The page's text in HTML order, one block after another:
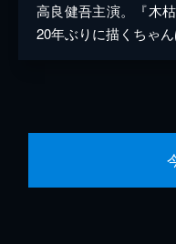
高良健吾主演。『木
20年ぶりに描くちゃ